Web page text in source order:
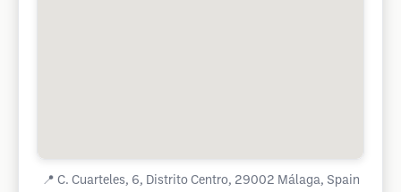
📍 C. Cuarteles, 6, Distrito Centro, 29002 Málaga, Spain